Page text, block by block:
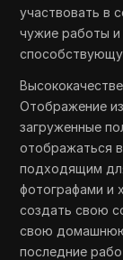
участвовать в
чужие работы и
Отображение
загруженные
отображаться
подходящим
фотографами и
создать свою
свою домашнюю
последние